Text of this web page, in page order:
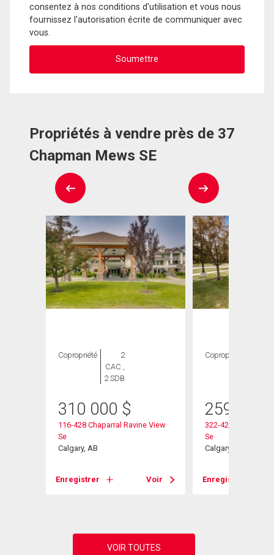
consentez à nos conditions d'utilisation et vous nous
fournissez l'autorisation écrite de communiquer avec
vous.
Propriétés à vendre près de 37
Chapman Mews SE
Copropriété
2
CAC ,
2 SDB
310 000 $
116-428 Chaparral Ravine View
Se
Calgary, AB
Enregistrer Voir
Copropriété
259 800
322-428 Chaparral
Se
Calgary, AB
Enregistrer